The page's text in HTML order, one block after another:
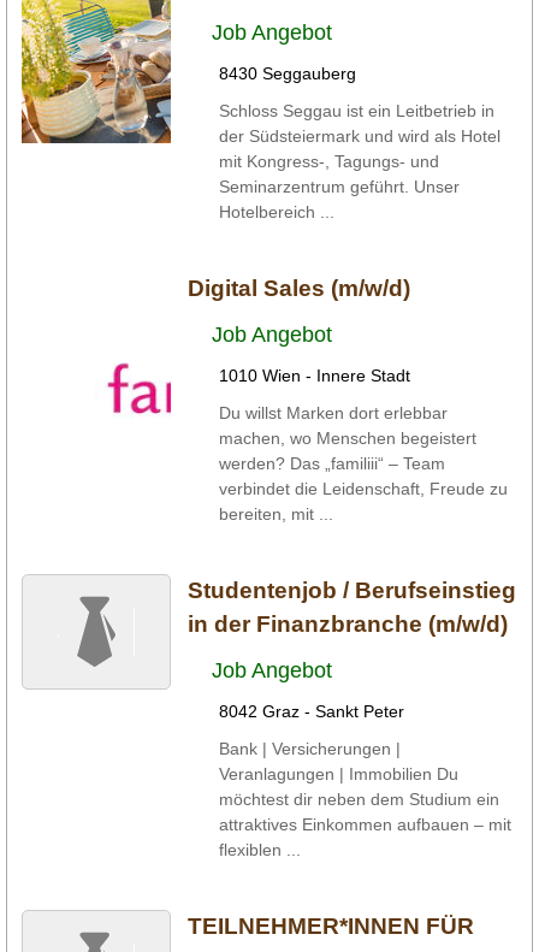
Job Angebot
8430 Seggauberg
Schloss Seggau ist ein Leitbetrieb in
der Südsteiermark und wird als Hotel
mit Kongress-, Tagungs- und
Seminarzentrum geführt. Unser
Hotelbereich ...
Digital Sales (m/w/d)
Job Angebot
1010 Wien - Innere Stadt
Du willst Marken dort erlebbar
machen, wo Menschen begeistert
werden? Das „familiii“ – Team
verbindet die Leidenschaft, Freude zu
bereiten, mit ...
Studentenjob / Berufseinstieg
in der Finanzbranche (m/w/d)
Job Angebot
8042 Graz - Sankt Peter
Bank | Versicherungen |
Veranlagungen | Immobilien Du
möchtest dir neben dem Studium ein
attraktives Einkommen aufbauen – mit
flexiblen ...
TEILNEHMER*INNEN FÜR